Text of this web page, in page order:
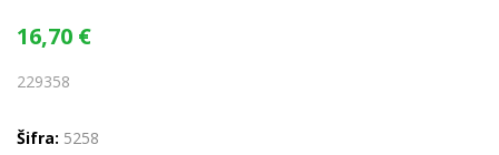
16,70 €
229358
Šifra: 5258